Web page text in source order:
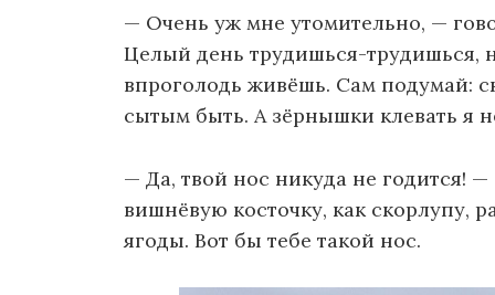
— Очень уж мне утомительно, —
Целый день трудишься-трудишься,
впроголодь живёшь. Сам подумай:
сытым быть. А зёрнышки клевать я
— Да, твой нос никуда не годится!
вишнёвую косточку, как скорлупу,
ягоды. Вот бы тебе такой нос.